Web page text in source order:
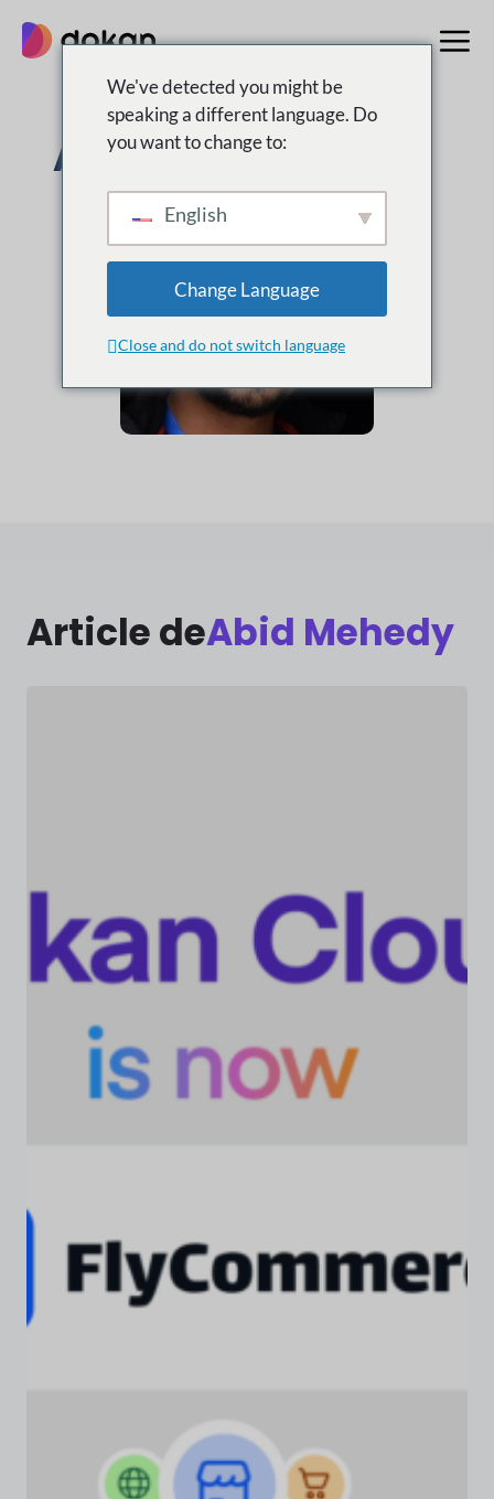
contenu
Abid Mehedy
Article deAbid Mehedy
We've detected you might be
speaking a different language. Do
you want to change to:
English
Change Language
Close and do not switch language